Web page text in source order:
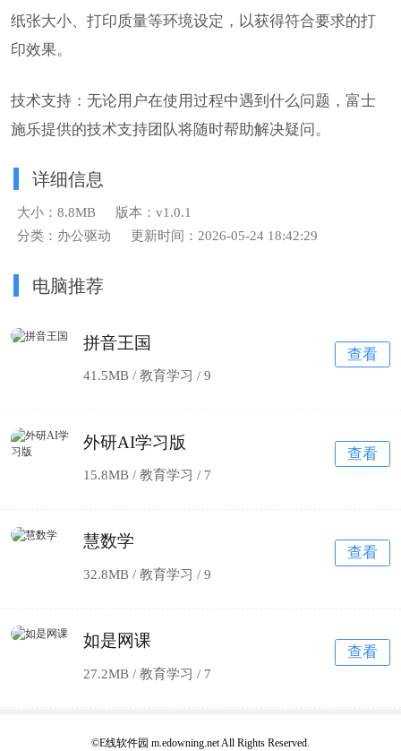
纸张大小、打印质量等环境设定，以获得符合要求的打
印效果。
技术支持：无论用户在使用过程中遇到什么问题，富士
施乐提供的技术支持团队将随时帮助解决疑问。
详细信息
大小：8.8MB
版本：v1.0.1
分类：办公驱动
更新时间：2026-05-24 18:42:29
电脑推荐
拼音王国
41.5MB / 教育学习 /9
查看
外研AI学习版
15.8MB / 教育学习 / 7
查看
慧数学
32.8MB / 教育学习 /9
查看
如是网课
27.2MB / 教育学习 / 7
查看
©E线软件园 m.edowning.net All Rights Reserved.